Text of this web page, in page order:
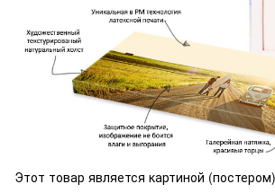
Этот товар является картиной